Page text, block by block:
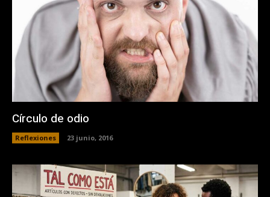
Círculo de odio
Reflexiones 23 junio, 2016